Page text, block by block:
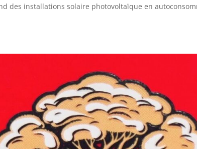
des installations solaire photovoltaïque en